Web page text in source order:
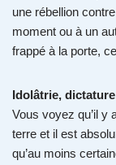
une rébellion
moment ou à un
frappé à la porte,
Idolâtrie,
Vous voyez qu’il y
terre et il est
qu’au moins